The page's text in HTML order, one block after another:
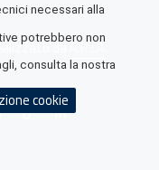
daA.R.I.A.
necessari alla
potrebbero non
consulta la nostra
cookie